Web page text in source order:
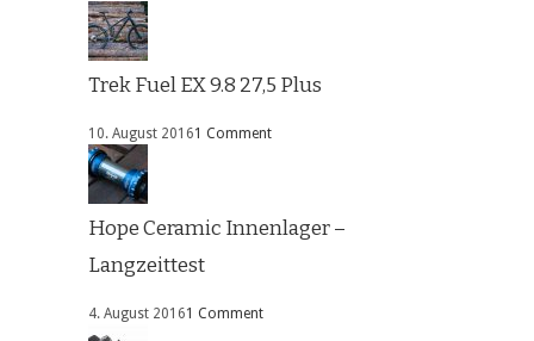
Trek Fuel EX 9.8 27,5 Plus
10. August 20161 Comment
Hope Ceramic Innenlager –
Langzeittest
4. August 20161 Comment